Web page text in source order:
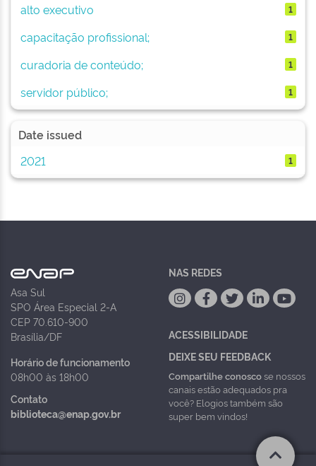
alto executivo
1
capacitação profissional; 1
curadoria de conteúdo; 1
servidor público; 1
Date issued
2021
1
Asa Sul
SPO Área Especial 2-A
CEP 70.610-900
Brasília/DF
Horário de funcionamento
08h00 às 18h00
Contato
biblioteca@enap.gov.br
NAS REDES
ACESSIBILIDADE
DEIXE SEU FEEDBACK
Compartilhe conoscose nossos
canais estão adequados pra
você? Elogios também são
super bem vindos!